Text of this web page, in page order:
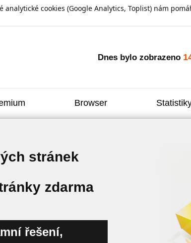
cookies (Google Analytics, Toplist) nám
Dnes bylo zobrazeno
Browser
stránek
zdarma
řešení,